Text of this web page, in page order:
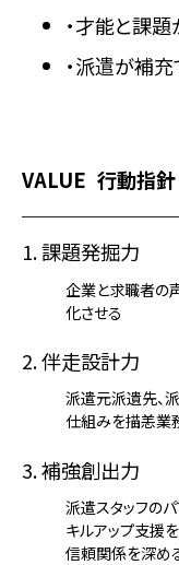
・才能と課
・派遣が補
VALUE 行動指針
1. 課題発掘力
企業と求職者の
化させる
2. 伴走設計力
派遣元派遺先、
仕組みを描恙業
3. 補強創出力
派遣スタッフの
キルアップ支援
信頼関係を深め